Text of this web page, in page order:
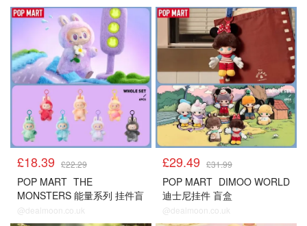
£18.39 £22.29
POP MART THE
MONSTERS 能量系列 挂件盲
盒
@dealmoon.co.uk
£29.49 £31.99
POP MART DIMOO WORLD
迪士尼挂件 盲盒
@dealmoon.co.uk